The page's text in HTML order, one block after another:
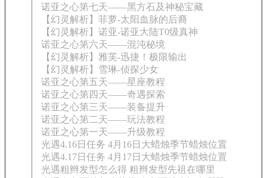
诺亚之心第七天——黑方石及神秘宝藏
【幻灵解析】菲萝-太阳血脉的后裔
【幻灵解析】诺亚-诺亚大陆T0级真神
诺亚之心第六天——混沌秘境
【幻灵解析】雅芙-迅捷！极限输出
【幻灵解析】雪琳-侦探少女
诺亚之心第五天——星座教程
诺亚之心第四天——奇遇探索
诺亚之心第三天——装备提升
诺亚之心第二天——玩法教程
诺亚之心第一天——升级教程
光遇4.16日任务 4月16日大蜡烛季节蜡烛位置
光遇4.17日任务 4月17日大蜡烛季节蜡烛位置
光遇粗辫发型怎么得 粗辫发型先祖在哪里